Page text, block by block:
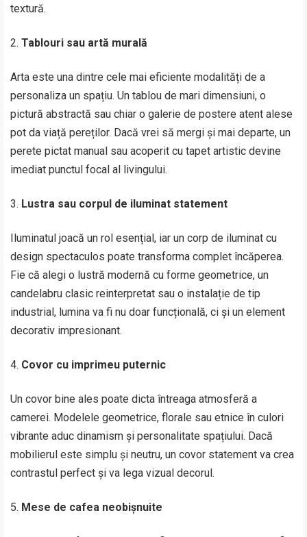
textură.
Tablouri sau artă murală
Arta este una dintre cele mai eficiente modalități de a
personaliza un spațiu. Un tablou de mari dimensiuni, o
pictură abstractă sau chiar o galerie de postere atent alese
pot da viață pereților. Dacă vrei să mergi și mai departe, un
perete pictat manual sau acoperit cu tapet artistic devine
imediat punctul focal al livingului.
Lustra sau corpul de iluminat statement
Iluminatul joacă un rol esențial, iar un corp de iluminat cu
design spectaculos poate transforma complet încăperea.
Fie că alegi o lustră modernă cu forme geometrice, un
candelabru clasic reinterpretat sau o instalație de tip
industrial, lumina va fi nu doar funcțională, ci și un element
decorativ impresionant.
Covor cu imprimeu puternic
Un covor bine ales poate dicta întreaga atmosferă a
camerei. Modelele geometrice, florale sau etnice în culori
vibrante aduc dinamism și personalitate spațiului. Dacă
mobilierul este simplu și neutru, un covor statement va crea
contrastul perfect și va lega vizual decorul.
Mese de cafea neobișnuite